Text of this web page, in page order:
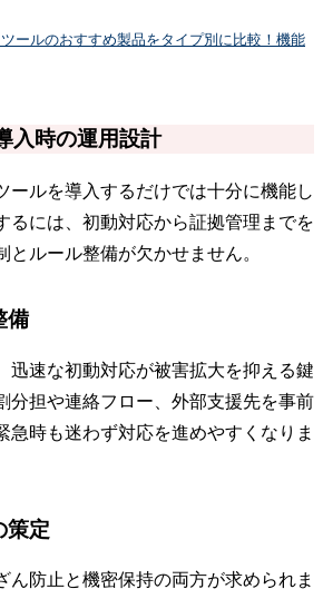
ールのおすすめ製品をタイプ別に比較！機能
入時の運用設計
ールを導入するだけでは十分に機能し
るには、初動対応から証拠管理までを
とルール整備が欠かせません。
備
迅速な初動対応が被害拡大を抑える鍵
分担や連絡フロー、外部支援先を事前
急時も迷わず対応を進めやすくなりま
策定
ん防止と機密保持の両方が求められま